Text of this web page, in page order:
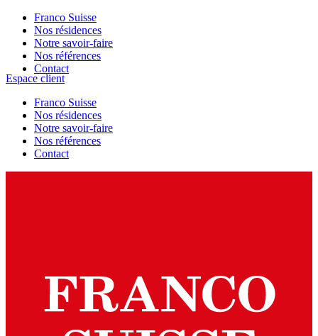
Franco Suisse
Nos résidences
Notre savoir-faire
Nos références
Contact
Espace client
Franco Suisse
Nos résidences
Notre savoir-faire
Nos références
Contact